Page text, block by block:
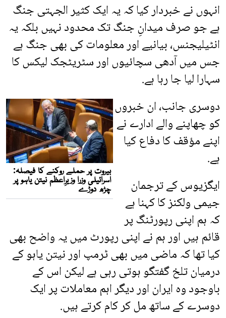
انہوں نے خبردار کیا کہ یہ ایک کثیر الجہتی جنگ
ہے جو صرف میدانِ جنگ تک محدود نہیں بلکہ یہ
انٹیلیجنس، بیانیے اور معلومات کی بھی جنگ ہے
جس میں آدھی سچائیوں اور سٹریٹجک لیکس کا
سہارا لیا جا رہا ہے.
دوسری جانب، ان خبروں
کو چھاپنے والے ادارے نے
اپنے مؤقف کا دفاع کیا
ہے.
ایگزیوس کے ترجمان
جیمی ولکنز کا کہنا ہے
کہ ہم اپنی رپورٹنگ پر
قائم ہیں اور ہم نے اپنی رپورٹ میں یہ واضح بھی
کیا تھا کہ ماضی میں بھی ٹرمپ اور نیتن یاہو کے
درمیان تلخ گفتگو ہوتی رہی ہے لیکن اس کے
باوجود وہ ایران اور دیگر اہم معاملات پر ایک
دوسرے کے ساتھ مل کر کام کرتے ہیں.